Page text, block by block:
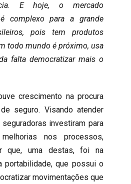
E hoje, o mercado
complexo para a grande
pois tem produtos
todo mundo é próximo, usa
falta democratizar mais o
crescimento na procura
seguro. Visando atender
investiram para
nos processos,
que, uma destas, foi na
portabilidade, que possui o
movimentações que